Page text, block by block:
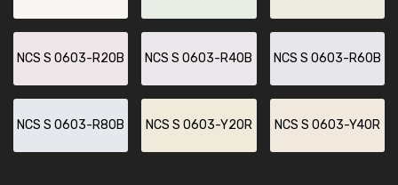
NCS S 0603-R20B NCS S 0603-R40B NCS S 0603-R60B
NCS S 0603-R80B NCS S 0603-Y20R NCS S 0603-Y40R